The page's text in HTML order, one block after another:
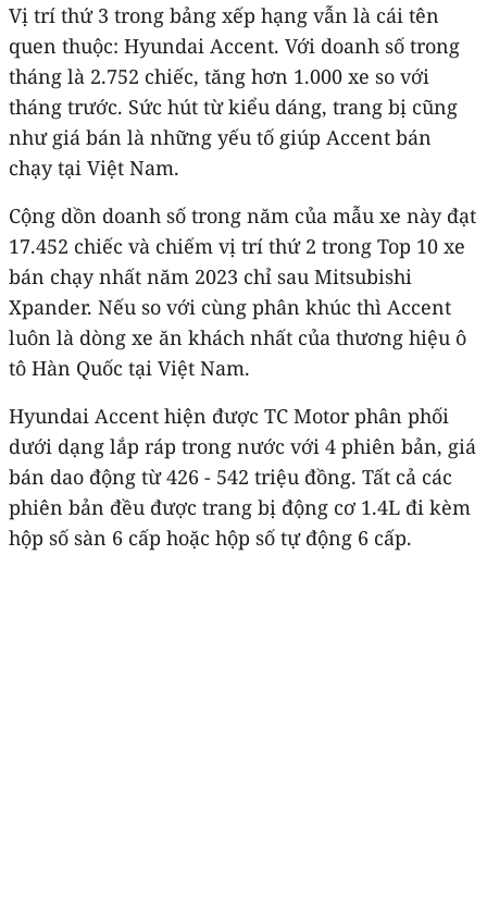
Vị trí thứ 3 trong bảng xếp hạng vẫn là cái tên
quen thuộc: Hyundai Accent. Với doanh số trong
tháng là 2.752 chiếc, tăng hơn 1.000 xe so với
tháng trước. Sức hút từ kiểu dáng, trang bị cũng
như giá bán là những yếu tố giúp Accent bán
chạy tại Việt Nam.
Cộng dồn doanh số trong năm của mẫu xe này đạt
17.452 chiếc và chiếm vị trí thứ 2 trong Top 10 xe
bán chạy nhất năm 2023 chỉ sau Mitsubishi
Xpander. Nếu so với cùng phân khúc thì Accent
luôn là dòng xe ăn khách nhất của thương hiệu ô
tô Hàn Quốc tại Việt Nam.
Hyundai Accent hiện được TC Motor phân phối
dưới dạng lắp ráp trong nước với 4 phiên bản, giá
bán dao động từ 426 - 542 triệu đồng. Tất cả các
phiên bản đều được trang bị động cơ 1.4L đi kèm
hộp số sàn 6 cấp hoặc hộp số tự động 6 cấp.